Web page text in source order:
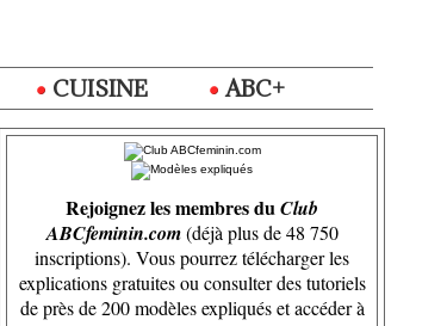
CUISINE ABC+
Rejoignez les membres duClub
ABCfeminin.com(déjà plus de 48 750
inscriptions). Vous pourrez télécharger les
explications gratuites ou consulter des tutoriels
de près de 200 modèles expliqués et accéder à